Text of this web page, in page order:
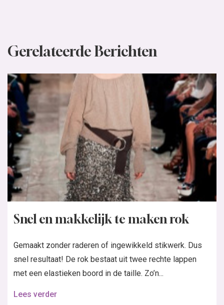
Gerelateerde Berichten
Snel en makkelijk te maken rok
Gemaakt zonder raderen of ingewikkeld stikwerk. Dus
snel resultaat! De rok bestaat uit twee rechte lappen
met een elastieken boord in de taille. Zo’n...
Lees verder